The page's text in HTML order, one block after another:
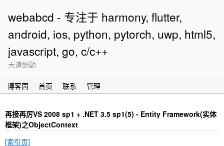
webabcd - 专注于 harmony, flutter,
android, ios, python, pytorch, uwp, html5,
javascript, go, c/c++
天道酬勤
博客园 首页 联系 管理
再接再厉VS 2008 sp1 + .NET 3.5 sp1(5) - Entity Framework(实体
框架)之ObjectContext
[索引页]